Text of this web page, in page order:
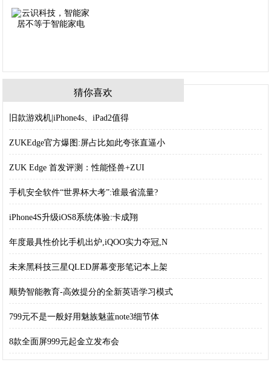
猜你喜欢
旧款游戏机|iPhone4s、iPad2值得
ZUKEdge官方爆图:屏占比如此夸张直逼小
ZUK Edge 首发评测：性能怪兽+ZUI
手机安全软件“世界杯大考”:谁最省流量?
iPhone4S升级iOS8系统体验:卡成翔
年度最具性价比手机出炉,iQOO实力夺冠,N
未来黑科技三星QLED屏幕变形笔记本上架
顺势智能教育-高效提分的全新英语学习模式
799元不是一般好用魅族魅蓝note3细节体
8款全面屏999元起金立发布会